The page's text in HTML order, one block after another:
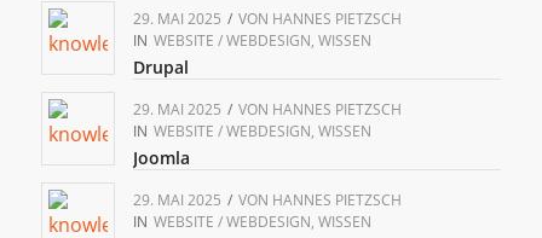
29. MAI 2025 / VON HANNES PIETZSCH
IN WEBSITE / WEBDESIGN, WISSEN
Drupal
29. MAI 2025 / VON HANNES PIETZSCH
IN WEBSITE / WEBDESIGN, WISSEN
Joomla
29. MAI 2025 / VON HANNES PIETZSCH
IN WEBSITE / WEBDESIGN, WISSEN